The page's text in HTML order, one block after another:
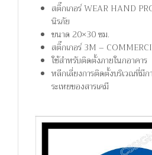
สติ๊กเกอร์ WEAR HAND
นิรภัย
ขนาด 20×30 ซม.
สติ๊กเกอร์ 3M –
ใช้สำหรับติดตั้งภายในกอาคาร
หลีกเลี่ยงการติดตั้งบริเวณที่มี
ระเหยของสารเคมี